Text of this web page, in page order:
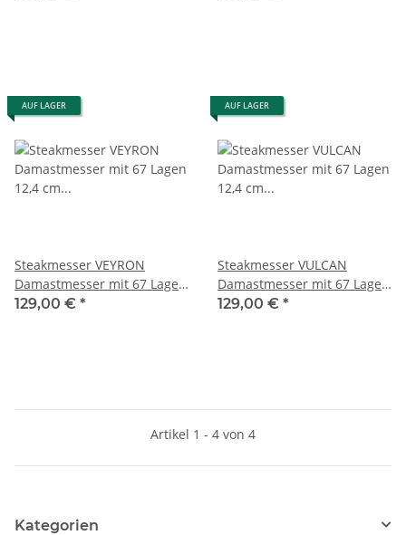
AUF LAGER
Steakmesser VEYRON
Damastmesser mit 67 Lagen
12,4 cm lange Klinge Griff
129,00 € *
AUF LAGER
Steakmesser VULCAN
Damastmesser mit 67 Lagen
12,4 cm lange Klinge Griff
129,00 € *
Artikel 1 - 4 von 4
Kategorien